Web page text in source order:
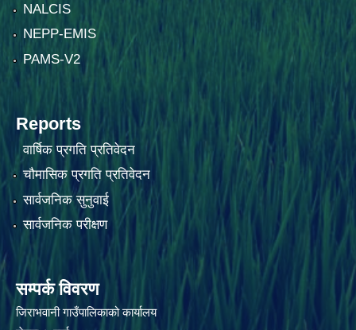
NALCIS
NEPP-EMIS
PAMS-V2
Reports
वार्षिक प्रगति प्रतिवेदन
चौमासिक प्रगति प्रतिवेदन
सार्वजनिक सुनुवाई
सार्वजनिक परीक्षण
सम्पर्क विवरण
जिराभवानी गाउँपालिकाको कार्यालय